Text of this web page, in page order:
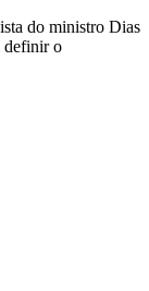
do ministro Dias
definir o